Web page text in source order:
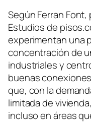
Según Ferran
Estudios de
experimentan una
concentración de
industriales y
buenas
que, con la
limitada de
incluso en áreas